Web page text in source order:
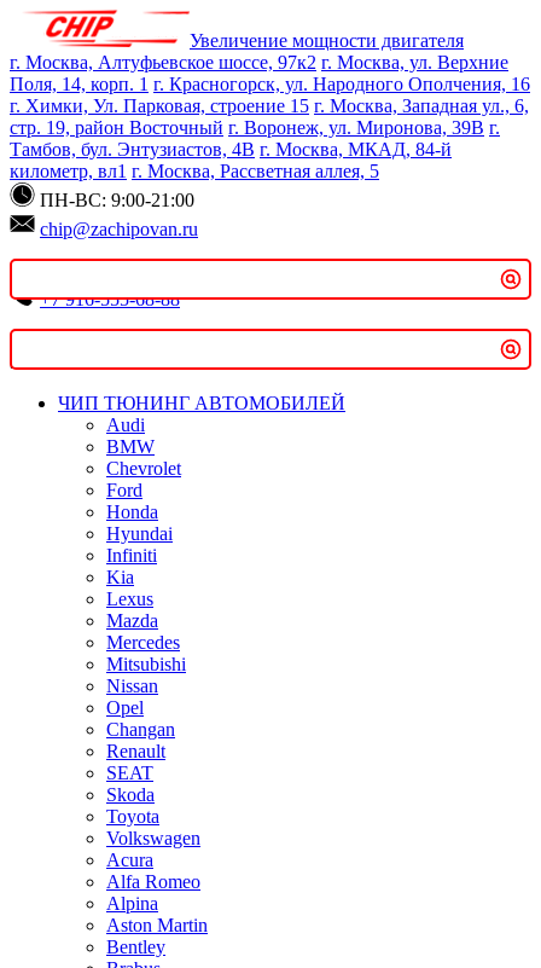
Увеличение мощности двигателя
г. Москва, Алтуфьевское шоссе, 97к2 г. Москва, ул. Верхние
Поля, 14, корп. 1 г. Красногорск, ул. Народного Ополчения, 16
г. Химки, Ул. Парковая, строение 15 г. Москва, Западная ул., 6,
стр. 19, район Восточный г. Воронеж, ул. Миронова, 39В г.
Тамбов, бул. Энтузиастов, 4В г. Москва, МКАД, 84-й
километр, вл1 г. Москва, Рассветная аллея, 5
ПН-ВС: 9:00-21:00
chip@zachipovan.ru
+7 916-555-68-88
Записаться онлайн
ЧИП ТЮНИНГ АВТОМОБИЛЕЙ
Audi
BMW
Chevrolet
Ford
Honda
Hyundai
Infiniti
Kia
Lexus
Mazda
Mercedes
Mitsubishi
Nissan
Opel
Changan
Renault
SEAT
Skoda
Toyota
Volkswagen
Acura
Alfa Romeo
Alpina
Aston Martin
Bentley
Поиск
Введите минимум 2 символа для поиска